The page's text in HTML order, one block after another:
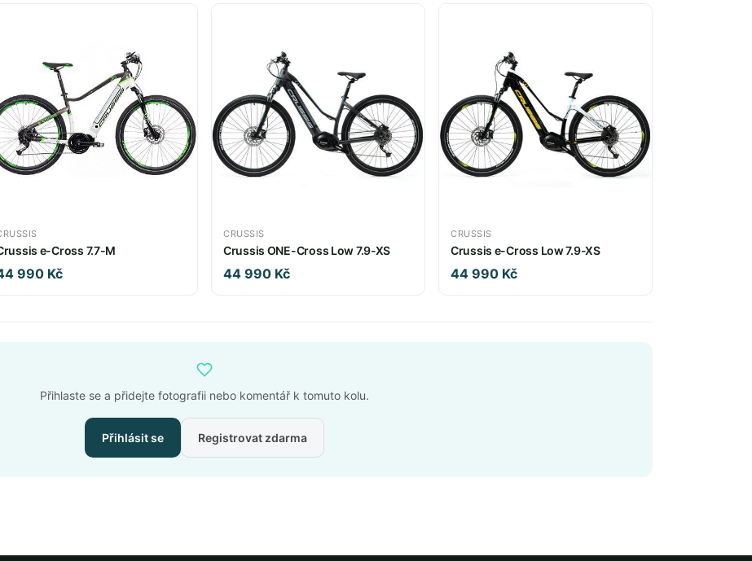
e-Cross 7.7-M
990 Kč
CRUSSIS
Crussis ONE-Cross Low 7.9-XS
44 990 Kč
CRUSSIS
Crussis e-Cross Low 7.9-XS
44 990 Kč
Přihlaste se a přidejte fotografii nebo komentář k tomuto kolu.
Přihlásit se Registrovat zdarma